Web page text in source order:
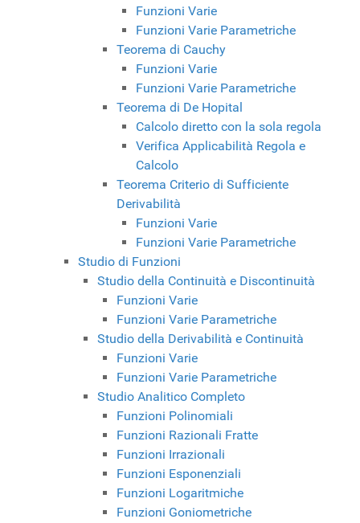
Funzioni Varie
Funzioni Varie Parametriche
Teorema di Cauchy
Funzioni Varie
Funzioni Varie Parametriche
Teorema di De Hopital
Calcolo diretto con la sola regola
Verifica Applicabilità Regola e
Calcolo
Teorema Criterio di Sufficiente
Derivabilità
Funzioni Varie
Funzioni Varie Parametriche
Studio di Funzioni
Studio della Continuità e Discontinuità
Funzioni Varie
Funzioni Varie Parametriche
Studio della Derivabilità e Continuità
Funzioni Varie
Funzioni Varie Parametriche
Studio Analitico Completo
Funzioni Polinomiali
Funzioni Razionali Fratte
Funzioni Irrazionali
Funzioni Esponenziali
Funzioni Logaritmiche
Funzioni Goniometriche